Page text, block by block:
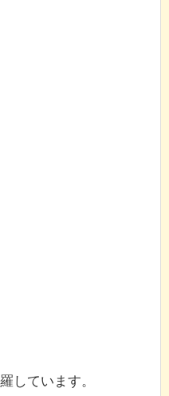
しています。